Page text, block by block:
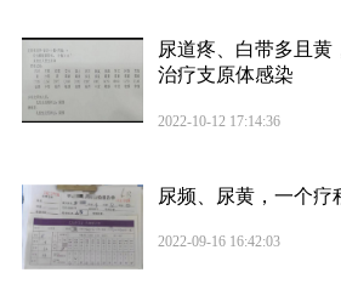
尿道疼、白带多且黄
治疗支原体感染
2022-10-12 17:14:36
尿频、尿黄，一个疗
2022-09-16 16:42:03